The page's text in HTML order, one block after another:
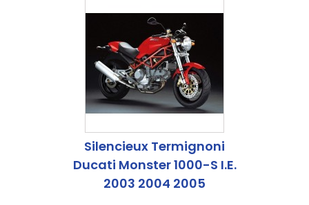
Silencieux Termignoni
Ducati Monster 1000-S I.E.
2003 2004 2005